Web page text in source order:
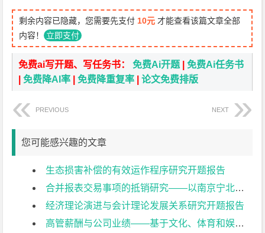
剩余内容已隐藏，您需要先支付 10元 才能查看该篇文章全部
内容！ 立即支付
免费ai写开题、写任务书：免费Ai开题 |免费Ai任务书
|免费降AI率 |免费降重复率 |论文免费排版
PREVIOUS NEXT
您可能感兴趣的文章
生态损害补偿的有效运作程序研究开题报告
合并报表交易事项的抵销研究——以南京宁北轨道交通有限公司为例开题报告
经济理论演进与会计理论发展关系研究开题报告
高管薪酬与公司业绩——基于文化、体育和娱乐业上市公司的实证研究开题报告